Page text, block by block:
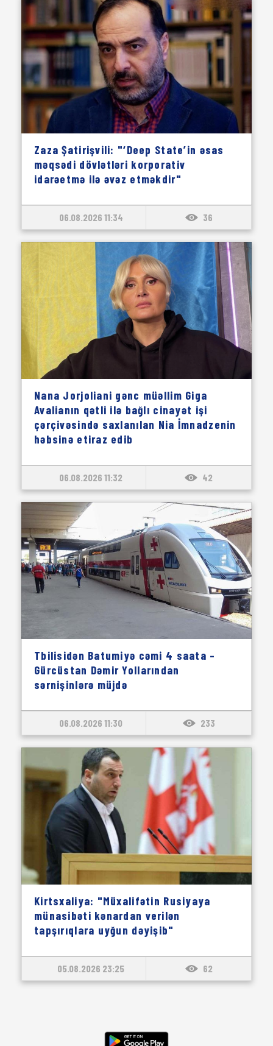
Zaza Şatirişvili: "‘Deep State’in əsas
məqsədi dövlətləri korporativ
idarəetmə ilə əvəz etməkdir"
06.08.2026 11:34 36
Nana Jorjoliani gənc müəllim Giga
Avalianın qətli ilə bağlı cinayət işi
çərçivəsində saxlanılan Nia İmnadzenin
həbsinə etiraz edib
06.08.2026 11:32 42
Tbilisidən Batumiyə cəmi 4 saata –
Gürcüstan Dəmir Yollarından
sərnişinlərə müjdə
06.08.2026 11:30 233
Kirtsxaliya: "Müxalifətin Rusiyaya
münasibəti kənardan verilən
tapşırıqlara uyğun dəyişib"
05.08.2026 23:25 62